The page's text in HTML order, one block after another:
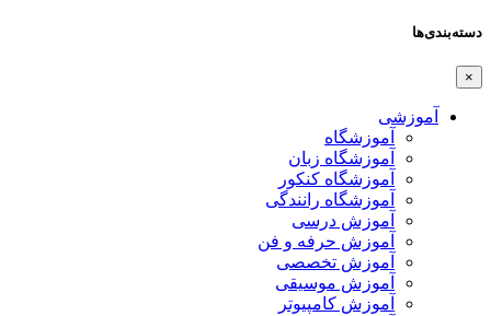
دسته‌بندی‌ها
×
آموزشی
آموزشگاه
آموزشگاه زبان
آموزشگاه کنکور
آموزشگاه رانندگی
آموزش درسی
آموزش حرفه و فن
آموزش تخصصی
آموزش موسیقی
آموزش کامپیوتر